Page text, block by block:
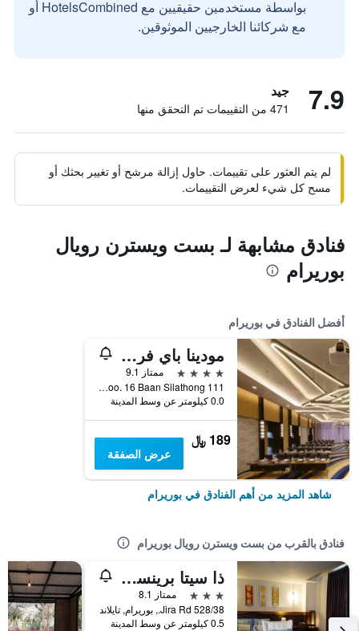
بواسطة مستخدمين حقيقيين مع HotelsCombined أو
مع شركائنا الخارجيين الموثوقين.
7.9 جيد
471 من التقييمات تم التحقق منها
لم يتم العثور على تقييمات. حاول إزالة مرشح أو تغيير بحثك أو
مسح كل شيء لعرض التقييمات.
فنادق مشابهة لـ بست ويسترن رويال
بوريرام
أفضل الفنادق في بوريرام
مودينا باي فريزر بوريرام
4 نجوم
ممتاز 9.1
111 Moo. 16 Baan Silathong, بوريرام, تايلاند
0.0 كيلومتر عن وسط المدينة
189 ﷼
عرض الصفقة
شاهد المزيد من أهم الفنادق في بوريرام
فنادق بالقرب من بست ويسترن رويال بوريرام
ذا سيتا برينسيس بوريرام
3 نجوم
ممتاز 8.1
528/38 Jira Rd., بوريرام, تايلاند
0.5 كيلومتر عن وسط المدينة